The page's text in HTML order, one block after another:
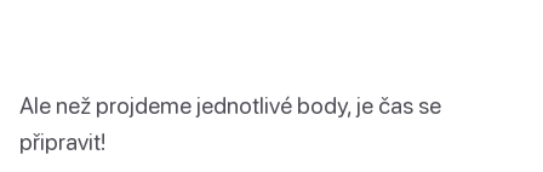
Ale než projdeme jednotlivé body, je čas se
připravit!